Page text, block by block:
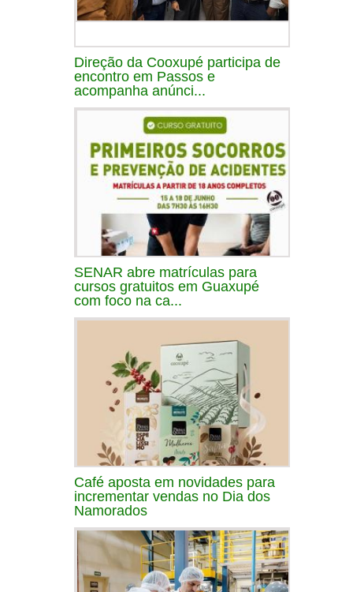
Direção da Cooxupé participa de
encontro em Passos e
acompanha anúnci...
SENAR abre matrículas para
cursos gratuitos em Guaxupé
com foco na ca...
Café aposta em novidades para
incrementar vendas no Dia dos
Namorados